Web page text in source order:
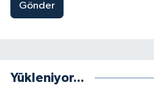
Gönder
Yükleniyor...